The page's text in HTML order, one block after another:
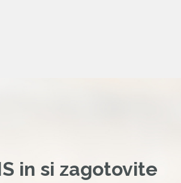
in si zagotovite